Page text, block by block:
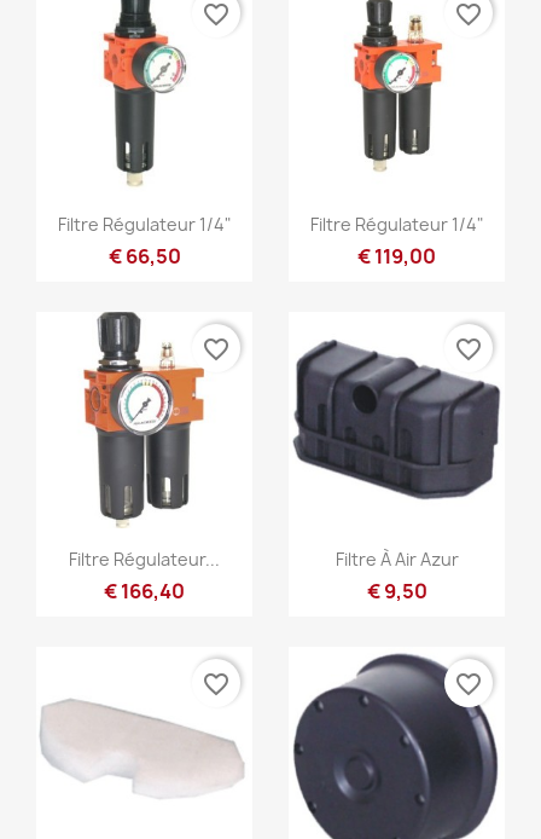
Snel bekijken
Filtre Régulateur 1/4"
€ 66,50
favorite_border
Snel bekijken
Filtre Régulateur 1/4"
€ 119,00
favorite_border
Snel bekijken
Filtre Régulateur...
€ 166,40
favorite_border
Snel bekijken
Filtre À Air Azur
€ 9,50
favorite_border
favorite_border favorite_border